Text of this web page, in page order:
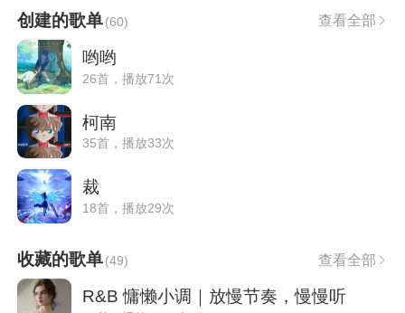
创建的歌单(60) 查看全部
哟哟
26首，播放71次
柯南
35首，播放33次
裁
18首，播放29次
收藏的歌单(49) 查看全部
R&B 慵懒小调｜放慢节奏，慢慢听